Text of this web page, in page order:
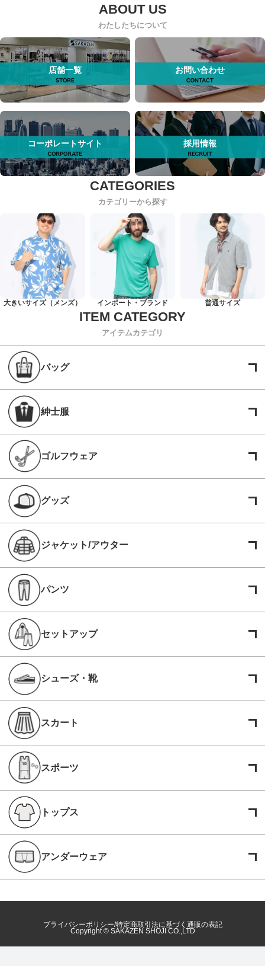
わたしたちについて
店舗一覧 お問い合わせ
コーポレートサイト 採用情報
カテゴリーから探す
大きいサイズ（メンズ） インポート・ブランド 普通サイズ
アイテムカテゴリ
バッグ
紳士服
ゴルフウェア
グッズ
ジャケット/アウター
パンツ
セットアップ
シューズ・靴
スカート
スポーツ
トップス
アンダーウェア
プライバシーポリシー 特定商取引法に基づく通販の表記
Copyright © SAKAZEN SHOJI CO.,LTD